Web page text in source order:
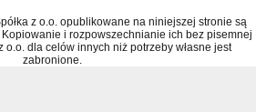
z o.o. opublikowane na niniejszej stronie są
i rozpowszechnianie ich bez pisemnej
o.o. dla celów innych niż potrzeby własne jest
zabronione.